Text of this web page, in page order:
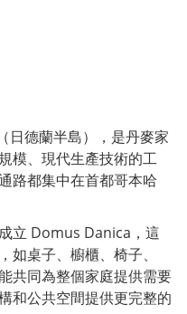
日德蘭半島），是丹麥家
模、現代生產技術的工
路都集中在首都哥本哈
立 Domus Danica，這
如桌子、櫥櫃、椅子、
共同為整個家庭提供需要
和公共空間提供更完整的